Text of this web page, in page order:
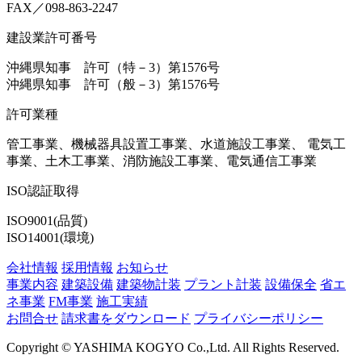
FAX／098-863-2247
建設業許可番号
沖縄県知事 許可（特－3）第1576号
沖縄県知事 許可（般－3）第1576号
許可業種
管工事業、機械器具設置工事業、水道施設工事業、 電気工
事業、土木工事業、消防施設工事業、電気通信工事業
ISO認証取得
ISO9001(品質)
ISO14001(環境)
会社情報 採用情報 お知らせ
事業内容 建築設備 建築物計装 プラント計装 設備保全 省エ
ネ事業 FM事業 施工実績
お問合せ 請求書をダウンロード プライバシーポリシー
Copyright © YASHIMA KOGYO Co.,Ltd. All Rights Reserved.